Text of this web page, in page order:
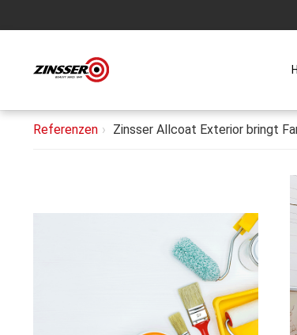
Referenzen Zinsser Allcoat Exterior bringt